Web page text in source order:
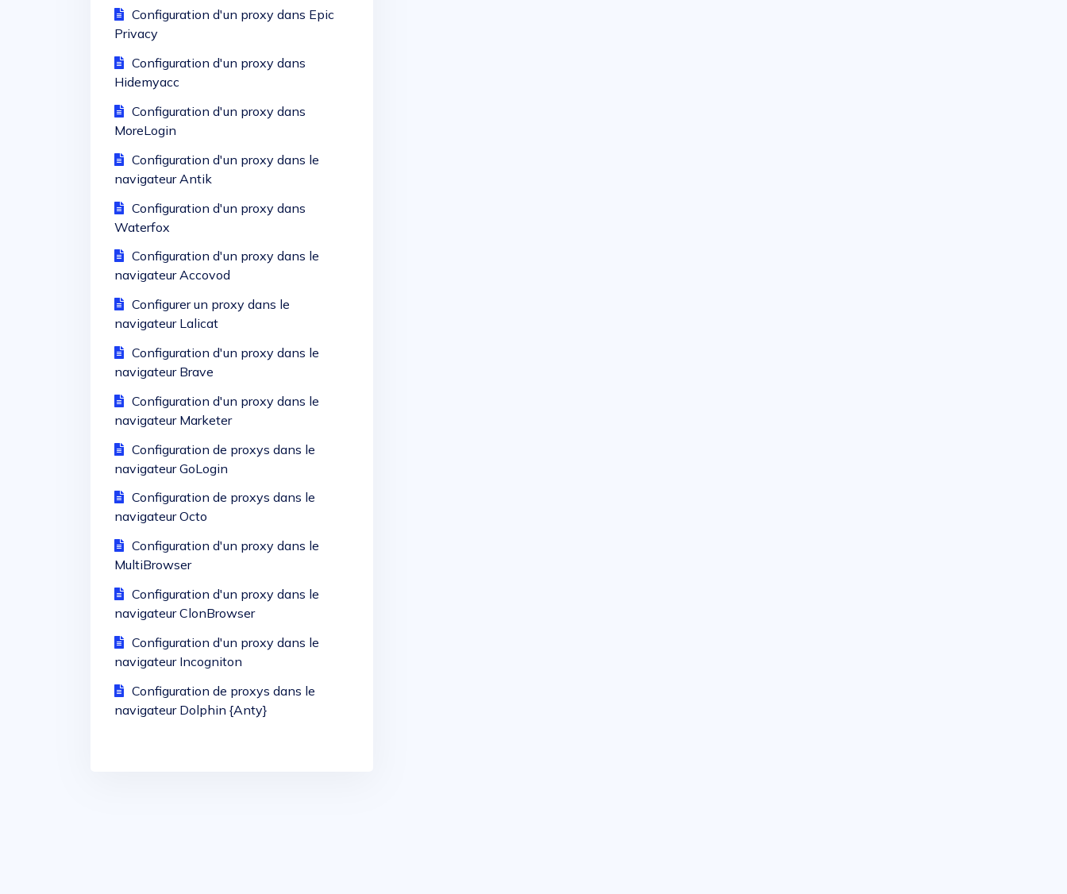
Configuration d'un proxy dans Epic
Privacy
Configuration d'un proxy dans
Hidemyacc
Configuration d'un proxy dans
MoreLogin
Configuration d'un proxy dans le
navigateur Antik
Configuration d'un proxy dans
Waterfox
Configuration d'un proxy dans le
navigateur Accovod
Configurer un proxy dans le
navigateur Lalicat
Configuration d'un proxy dans le
navigateur Brave
Configuration d'un proxy dans le
navigateur Marketer
Configuration de proxys dans le
navigateur GoLogin
Configuration de proxys dans le
navigateur Octo
Configuration d'un proxy dans le
MultiBrowser
Configuration d'un proxy dans le
navigateur ClonBrowser
Configuration d'un proxy dans le
navigateur Incogniton
Configuration de proxys dans le
navigateur Dolphin {Anty}